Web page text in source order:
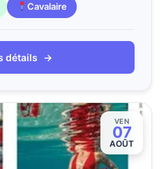
Cavalaire
détails →
VEN
07
AOÛT